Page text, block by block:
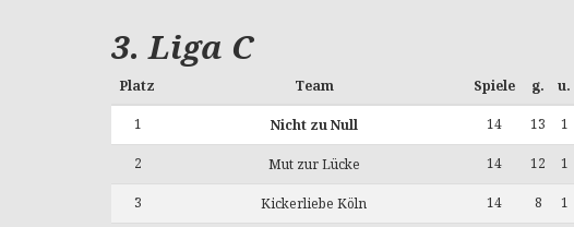
3. Liga C
Platz Team Spiele g. u.
1 Nicht zu Null 14 13 1
2 Mut zur Lücke 14 12 1
3 Kickerliebe Köln 14 8 1